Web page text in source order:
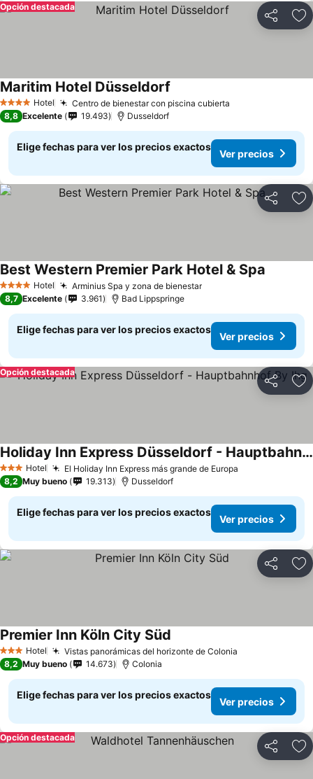
Compartir
Opción destacada
4 EstrellasHotel Centro de bienestar con piscina cubierta
Maritim Hotel Düsseldorf
8,8 Excelente 19.493 Dusseldorf
Elige fechas para ver los precios exactos
Ver precios
Compartir
4 EstrellasHotel Arminius Spa y zona de bienestarVer precios
Best Western Premier Park Hotel & Spa
8,7 Excelente 3.961 Bad Lippspringe
Elige fechas para ver los precios exactos
Ver precios
Compartir
Opción destacada
3 Estrellas
Hotel El Holiday Inn Express más grande de Europa
Holiday Inn Express Düsseldorf - Hauptbahnhof By Ihg
Ver precios
8,2 Muy bueno 19.313 Dusseldorf
Elige fechas para ver los precios exactos
Ver precios
Compartir
3 Estrellas
Hotel Vistas panorámicas del horizonte de Colonia
Premier Inn Köln City Süd
8,2 Muy bueno 14.673 Colonia
Elige fechas para ver los precios exactos
Ver precios
Compartir
Opción destacada